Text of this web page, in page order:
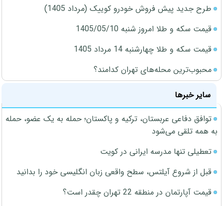
طرح جدید پیش فروش خودرو کوییک (مرداد 1405)
قیمت سکه و طلا امروز شنبه 1405/05/10
قیمت سکه و طلا چهارشنبه 14 مرداد 1405
محبوب‌ترین محله‌های تهران کدامند؟
سایر خبرها
توافق دفاعی عربستان، ترکیه و پاکستان؛ حمله به یک عضو، حمله
به همه تلقی می‌شود
تعطیلی تنها مدرسه ایرانی در کویت
قبل از شروع آیلتس، سطح واقعی زبان انگلیسی خود را بدانید
قیمت آپارتمان در منطقه 22 تهران چقدر است؟